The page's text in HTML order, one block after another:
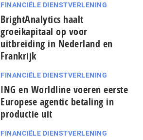
FINANCIËLE DIENSTVERLENING
BrightAnalytics haalt
groeikapitaal op voor
uitbreiding in Nederland en
Frankrijk
FINANCIËLE DIENSTVERLENING
ING en Worldline voeren eerste
Europese agentic betaling in
productie uit
FINANCIËLE DIENSTVERLENING